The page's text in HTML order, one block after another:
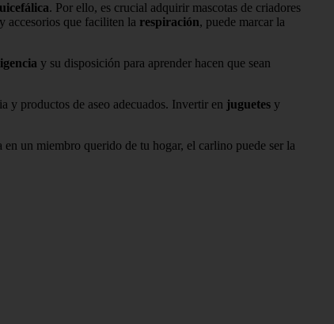
. Por ello, es crucial adquirir mascotas de criadores
accesorios que faciliten la respiración, puede marcar la
y su disposición para aprender hacen que sean
y productos de aseo adecuados. Invertir en juguetes y
un miembro querido de tu hogar, el carlino puede ser la